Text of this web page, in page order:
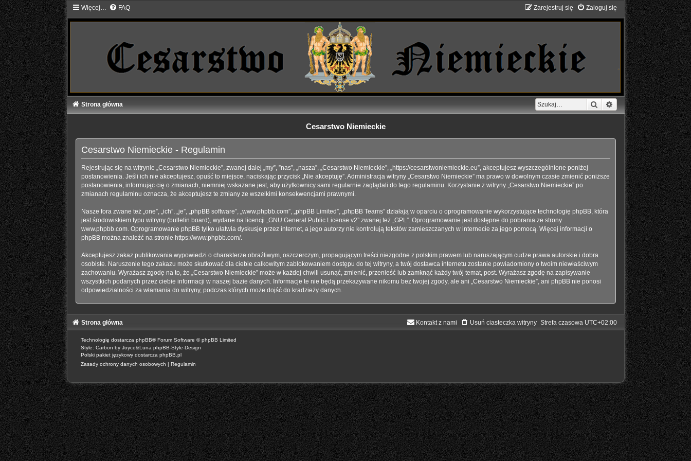
Więcej… FAQ Zaloguj się
Zarejestruj się
Szukaj Wyszukiwanie
Strona główna
Cesarstwo Niemieckie
Cesarstwo Niemieckie - Regulamin
Rejestrując się na witrynie „Cesarstwo Niemieckie”, zwanej dalej „my”, ”nas”, „nasza”, „Cesarstwo Niemieckie”, „https://cesarstwoniemieckie.eu”, akceptujesz wyszczególnione poniżej
postanowienia. Jeśli ich nie akceptujesz, opuść to miejsce, naciskając przycisk „Nie akceptuję”. Administracja witryny „Cesarstwo Niemieckie” ma prawo w dowolnym czasie zmienić poniższe
postanowienia, informując cię o zmianach, niemniej wskazane jest, aby użytkownicy sami regularnie zaglądali do tego regulaminu. Korzystanie z witryny „Cesarstwo Niemieckie” po
zmianach regulaminu oznacza, że akceptujesz te zmiany ze wszelkimi konsekwencjami prawnymi.
Nasze fora zwane też „one”, „ich”, „je”, „phpBB software”, „www.phpbb.com”, „phpBB Limited”, „phpBB Teams” działają w oparciu o oprogramowanie wykorzystujące technologię phpBB, która
jest środowiskiem typu witryny (bulletin board), wydane na licencji „ GNU General Public License v2” zwanej też „GPL”. Oprogramowanie jest dostępne do pobrania ze strony
www.phpbb.com. Oprogramowanie phpBB tylko ułatwia dyskusje przez internet, a jego autorzy nie kontrolują tekstów zamieszczanych w internecie za jego pomocą. Więcej informacji o
phpBB można znaleźć na stronie https://www.phpbb.com/.
Akceptujesz zakaz publikowania wypowiedzi o charakterze obraźliwym, oszczerczym, propagującym treści niezgodne z polskim prawem lub naruszającym cudze prawa autorskie i dobra
osobiste. Naruszenie tego zakazu może skutkować dla ciebie całkowitym zablokowaniem dostępu do tej witryny, a twój dostawca internetu zostanie powiadomiony o twoim niewłaściwym
zachowaniu. Wyrażasz zgodę na to, że „Cesarstwo Niemieckie” może w każdej chwili usunąć, zmienić, przenieść lub zamknąć każdy twój temat, post. Wyrażasz zgodę na zapisywanie
wszystkich podanych przez ciebie informacji w naszej bazie danych. Informacje te nie będą przekazywane nikomu bez twojej zgody, ale ani „Cesarstwo Niemieckie”, ani phpBB nie ponosi
odpowiedzialności za włamania do witryny, podczas których może dojść do kradzieży danych.
Strona główna Strefa czasowa UTC+02:00
Usuń ciasteczka witryny
Kontakt z nami
Technologię dostarcza phpBB® Forum Software © phpBB Limited
Style: Carbon by Joyce&Luna phpBB-Style-Design
Polski pakiet językowy dostarcza phpBB.pl
Zasady ochrony danych osobowych | Regulamin